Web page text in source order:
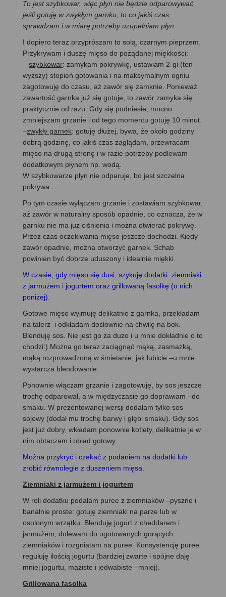
To jest szybkowar, więc płyn nie będzie odparowywać,
jeśli gotuję w zwykłym garnku, to co jakiś czas
sprawdzam i w miarę potrzeby uzupełniam płyn.
I dopiero teraz przyprószam to solą, czarnym pieprzem.
Przykrywam i duszę mięso do pożądanej miękkości:
– szybkowar: zamykam pokrywkę, ustawiam 2-gi (ten
wyższy) stopień gotowania i na maksymalnym ogniu
zagotowuję do czasu, aż zawór się zamknie. Ponieważ
zawartość garnka już się gotuje, to zawór zamyka się
praktycznie od razu. Gdy się podniesie, mocno
zmniejszam grzanie i od tego momentu gotuję 10 minut.
–zwykły garnek: gotuję dłużej, bywa, że około godziny
dobrą godzinę, co jakiś czas zaglądam, przewracam
mięso na drugą stronę i w razie potrzeby podlewam
dodatkowym płynem np. wodą.
W szybkowarze płyn nie odparuje, bo jest szczelna
pokrywa.
Po tym czasie wyłączam grzanie i zostawiam szybkowar,
aż zawór w naturalny sposób opadnie, co oznacza, że w
garnku nie ma już ciśnienia i można otwierać pokrywę.
Przez czas oczekiwania mięso jeszcze dochodzi. Kiedy
zawór opadnie, można otworzyć garnek. Schab
powinien być dobrze uduszony i idealnie miękki.
W czasie, gdy mięso się dusi, szykuję dodatki: ziemniaki
z jarmużem i jogurtem oraz grillowaną fasolkę (o nich
poniżej).
Gotowe mięso wyjmuję delikatnie z garnka, przekładam
na talerz i odkładam dosłownie na chwilę na bok.
Blenduję sos. Nie jest go za dużo i u mnie dokładnie o to
chodzi:) Można go teraz zaciągnąć mąką, zasmażką,
mąką rozprowadzoną w śmietanie, jak lubicie –u mnie
wystarcza blendowanie.
Ponownie włączam grzanie i zagotowuję, by sos jeszcze
trochę odparował, a w międzyczasie go doprawiam –do
smaku. W prezentowanej wersji dodałam tylko sos
sojowy (dodał mu trochę barwy i głębi smaku). Gdy sos
jest już dobry, wkładam ponownie kotlety, delikatnie je w
nim obtaczam i obiad gotowy.
Można przykryć i czekać z podaniem na dodatki lub
zrobić równolegle z duszeniem mięsa.
Ziemniaki z jarmużem i jogurtem
W roli dodatku podałam puree z ziemniaków –pyszne i
banalnie proste: gotuję ziemniaki na parze lub w
osolonym wrzątku. Blenduję jogurt z cheddarem i
jarmużem, dolewam do ugotowanych gorących
ziemniaków i rozgniatam na puree. Konsystencję puree
reguluję ilością jogurtu (bardziej zwarte i spójne daję
mniej jogurtu, maziste i jedwabiste –mniej).
Grillowana fasolka